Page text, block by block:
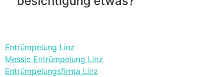
Entrümpelung Linz
Messie Entrümpelung Linz
Entrümpelungsfirma Linz